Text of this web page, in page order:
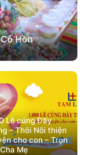
Hồn
Lễ cúng Đầy
– Thôi Nôi thiện
cho con – Trọn
Mẹ